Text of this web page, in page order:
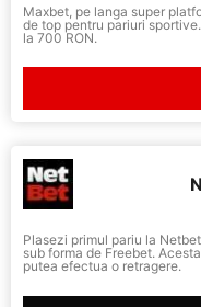
Maxbet, pe langa super
de top pentru pariuri
la 700 RON.
Plasezi primul pariu la
sub forma de Freebet.
putea efectua o retragere.